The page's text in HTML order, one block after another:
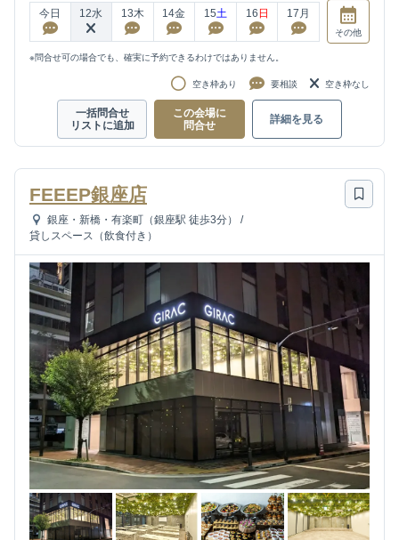
今日 12水 13木 14金 15土 16 日 17 月
その他
※問合せ可の場合でも、確実に予約できるわけではありません。
空き枠あり 要相談 空き枠なし
一括問合せ
リストに追加
この会場に
問合せ
詳細を見る
FEEEP銀座店
銀座・新橋・有楽町（銀座駅 徒歩3分）
/
貸しスペース（飲食付き）